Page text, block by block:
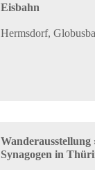
Eisbahn
Hermsdorf,
Wanderausstellung
Synagogen in